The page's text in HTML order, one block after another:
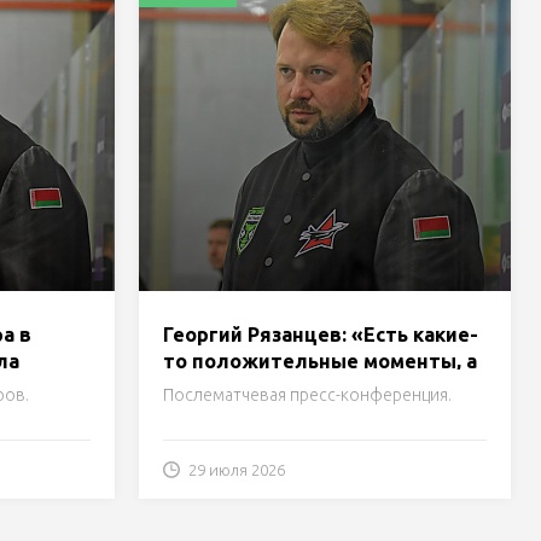
в
Георгий Рязанцев: «Есть какие-
то положительные моменты, а
есть и то, что нужно
Послематчевая пресс-конференция.
29 июля 2026